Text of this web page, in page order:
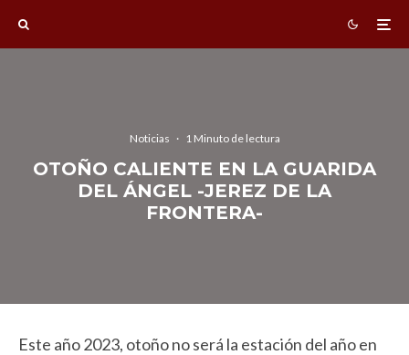
Noticias · 1 Minuto de lectura
OTOÑO CALIENTE EN LA GUARIDA
DEL ÁNGEL -JEREZ DE LA
FRONTERA-
Este año 2023, otoño no será la estación del año en